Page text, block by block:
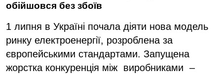
обійшовся без збоїв
1 липня в Україні почала діяти нова модель
ринку електроенергії, розроблена за
європейськими стандартами. Запущена
жорстка конкуренція між виробниками –